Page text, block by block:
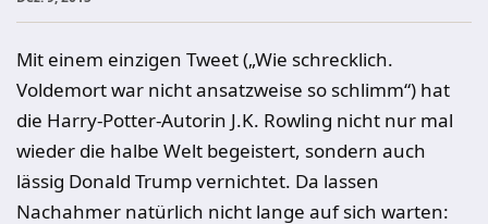
Mit einem einzigen Tweet („Wie schrecklich.
Voldemort war nicht ansatzweise so schlimm“) hat
die Harry-Potter-Autorin J.K. Rowling nicht nur mal
wieder die halbe Welt begeistert, sondern auch
lässig Donald Trump vernichtet. Da lassen
Nachahmer natürlich nicht lange auf sich warten: